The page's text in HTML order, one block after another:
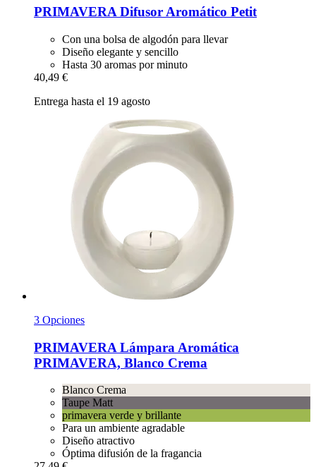
PRIMAVERA Difusor Aromático Petit
Con una bolsa de algodón para llevar
Diseño elegante y sencillo
Hasta 30 aromas por minuto
40,49 €
Entrega hasta el 19 agosto
3 Opciones
PRIMAVERA Lámpara Aromática
PRIMAVERA, Blanco Crema
Blanco Crema
Taupe Matt
primavera verde y brillante
Para un ambiente agradable
Diseño atractivo
Óptima difusión de la fragancia